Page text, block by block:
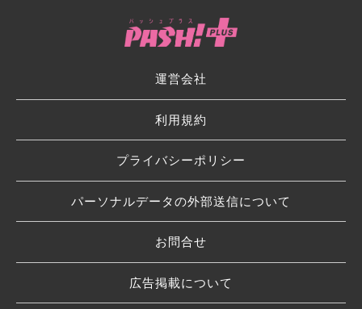
運営会社
利用規約
プライバシーポリシー
パーソナルデータの外部送信について
お問合せ
広告掲載について